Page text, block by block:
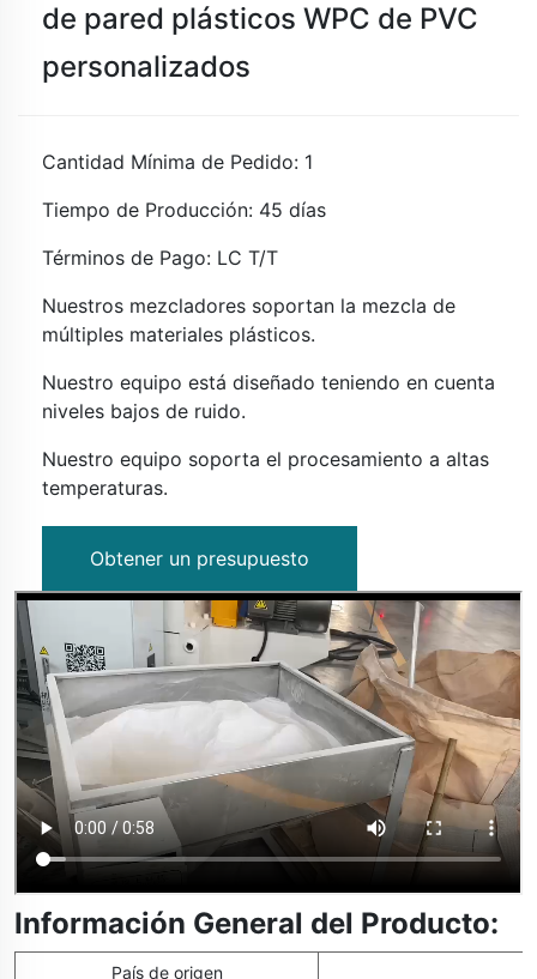
de pared plásticos WPC de PVC
personalizados
Cantidad Mínima de Pedido: 1
Tiempo de Producción: 45 días
Términos de Pago: LC T/T
Nuestros mezcladores soportan la mezcla de
múltiples materiales plásticos.
Nuestro equipo está diseñado teniendo en cuenta
niveles bajos de ruido.
Nuestro equipo soporta el procesamiento a altas
temperaturas.
Obtener un presupuesto
Información General del Producto:
País de origen